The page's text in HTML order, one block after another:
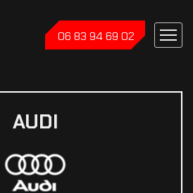
06 83 94 69 02
AUDI